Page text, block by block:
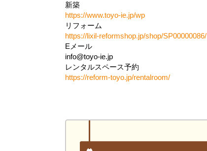
新築
https://www.toyo-ie.jp/wp
リフォーム
https://lixil-reformshop.jp/shop/SP00000086/
Eメール
info@toyo-ie.jp
レンタルスペース予約
https://reform-toyo.jp/rentalroom/